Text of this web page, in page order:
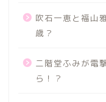
吹石一恵と福山
歳？
二階堂ふみが電
ら！？